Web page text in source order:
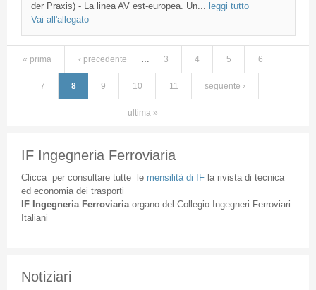
der Praxis) - La linea AV est-europea. Un... leggi tutto
Vai all'allegato
Pagine
« prima ‹ precedente … 3 4 5 6
7 8 9 10 11 seguente ›
ultima »
IF Ingegneria Ferroviaria
Cliccaper consultare tuttele mensilità di IFla rivista di tecnica
ed economia dei trasporti
IF Ingegneria Ferroviaria organodel Collegio Ingegneri Ferroviari
Italiani
Notiziari